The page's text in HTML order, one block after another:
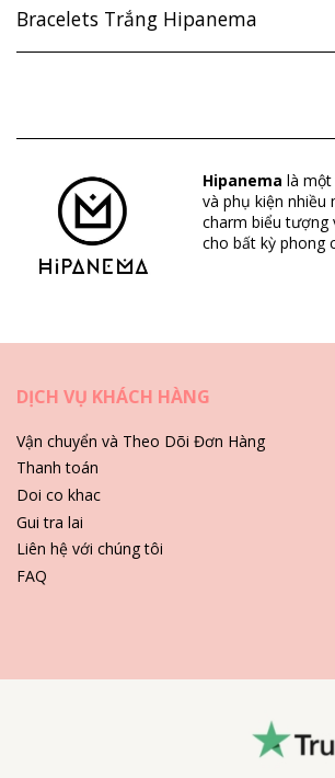
Bracelets Trắng Hipanema
Gói hàng bao gồm: 1 x Bracelets (Các
HS CODE: 7117.90.5000
SKU: 195601071
EAN: Kích thước duy nhất
Thông tin tham khảo về nhà cung cấp:
Trọng lượng: 55g / 0.12lb / 1.94oz
Trước khi bơi hãy tháo trang sức ra và cho
Dùng mảnh vải ẩm, mềm và sạch để lau lại
Bảo quản trang sức trong hộp có nhiều
Hipanema là một
và phụ kiện nhiều
charm biểu tượng
cho bất kỳ phong
DỊCH VỤ KHÁCH HÀNG
Vận chuyển và Theo Dõi Đơn Hàng
Thanh toán
Doi co khac
Gui tra lai
Liên hệ với chúng tôi
FAQ